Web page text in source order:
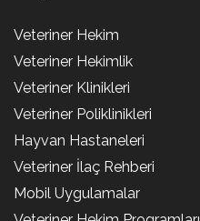
Veteriner Hekim
Veteriner Hekimlik
Veteriner Klinikleri
Veteriner Poliklinikleri
Hayvan Hastaneleri
Veteriner İlaç Rehberi
Mobil Uygulamalar